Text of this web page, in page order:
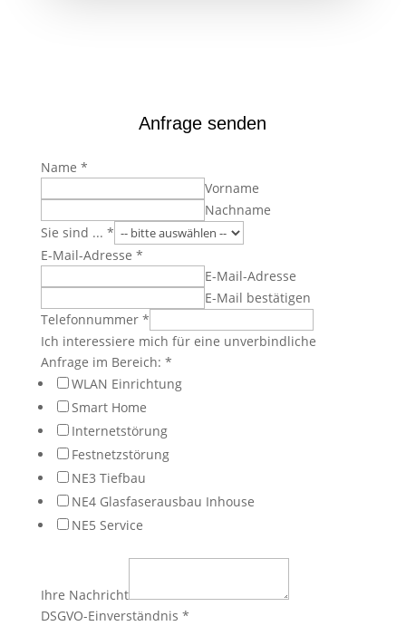
Anfrage senden
Name *
Vorname
Nachname
Sie sind ... *
E-Mail-Adresse *
E-Mail-Adresse
E-Mail bestätigen
Telefonnummer *
Ich interessiere mich für eine unverbindliche
Anfrage im Bereich: *
WLAN Einrichtung
Smart Home
Internetstörung
Festnetzstörung
NE3 Tiefbau
NE4 Glasfaserausbau Inhouse
NE5 Service
eine
Ich
Ihre Nachricht
DSGVO-Einverständnis *